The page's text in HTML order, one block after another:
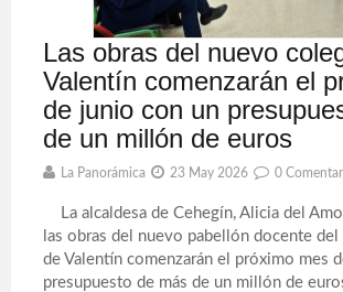
Las obras del nuevo
Valentín comenzarán el
de junio con un
de un millón de euros
La Panorámica 23 May 2026 0
La alcaldesa de Cehegín, Alicia del
las obras del nuevo pabellón docente
de Valentín comenzarán el próximo mes
presupuesto de más de un millón de